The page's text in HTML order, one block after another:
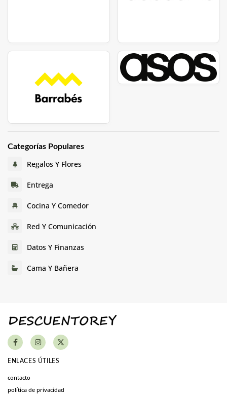
Categorías Populares
Regalos Y Flores
Entrega
Cocina Y Comedor
Red Y Comunicación
Datos Y Finanzas
Cama Y Bañera
ENLACES ÚTILES
contacto
política de privacidad